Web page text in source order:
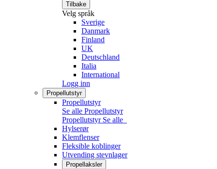
Tilbake
Velg språk
Sverige
Danmark
Finland
UK
Deutschland
Italia
International
Logg inn
Propellutstyr
Propellutstyr
Se alle Propellutstyr
Propellutstyr Se alle
Hylserør
Klemflenser
Fleksible koblinger
Utvending stevnlager
Propellaksler